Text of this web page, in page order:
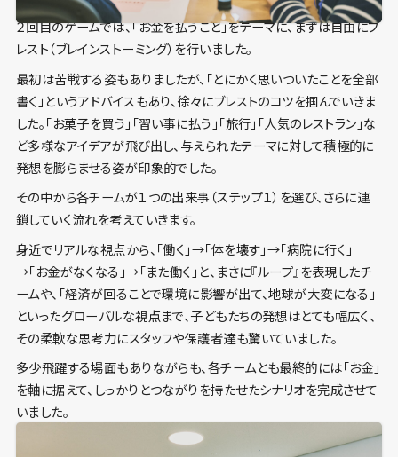
２回目のゲームでは、「お金を払うこと」をテーマに、まずは自由にブ
レスト（ブレインストーミング）を行いました。
最初は苦戦する姿もありましたが、「とにかく思いついたことを全部
書く」というアドバイスもあり、徐々にブレストのコツを掴んでいきま
した。「お菓子を買う」「習い事に払う」「旅行」「人気のレストラン」な
ど多様なアイデアが飛び出し、与えられたテーマに対して積極的に
発想を膨らませる姿が印象的でした。
その中から各チームが１つの出来事（ステップ１）を選び、さらに連
鎖していく流れを考えていきます。
身近でリアルな視点から、「働く」→「体を壊す」→「病院に行く」
→「お金がなくなる」→「また働く」と、まさに『ループ』を表現したチ
ームや、「経済が回ることで環境に影響が出て、地球が大変になる」
といったグローバルな視点まで、子どもたちの発想はとても幅広く、
その柔軟な思考力にスタッフや保護者達も驚いていました。
多少飛躍する場面もありながらも、各チームとも最終的には「お金」
を軸に据えて、しっかりとつながりを持たせたシナリオを完成させて
いました。